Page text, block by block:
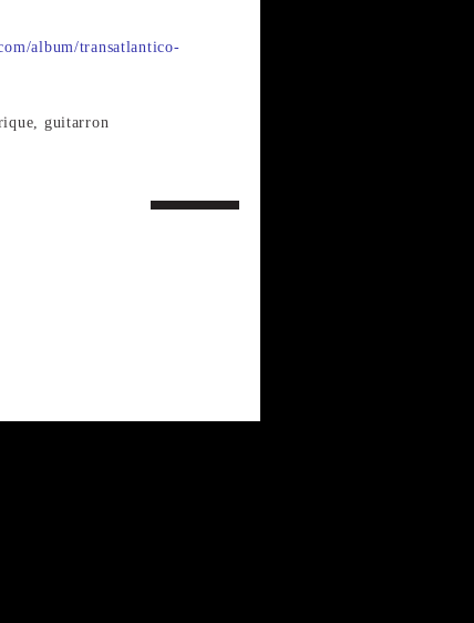
album/transatlantico-
guitarron